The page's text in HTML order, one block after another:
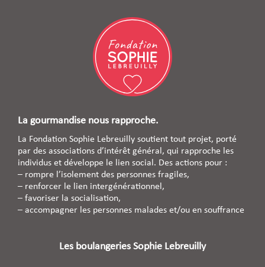
La gourmandise nous rapproche.
La Fondation Sophie Lebreuilly soutient tout projet, porté
par des associations d’intérêt général, qui rapproche les
individus et développe le lien social. Des actions pour :
– rompre l’isolement des personnes fragiles,
– renforcer le lien intergénérationnel,
– favoriser la socialisation,
– accompagner les personnes malades et/ou en souffrance
Les boulangeries Sophie Lebreuilly